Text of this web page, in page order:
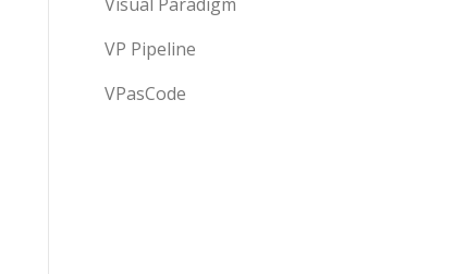
VP Pipeline
VPasCode